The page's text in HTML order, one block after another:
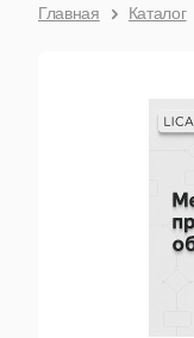
Главная Каталог